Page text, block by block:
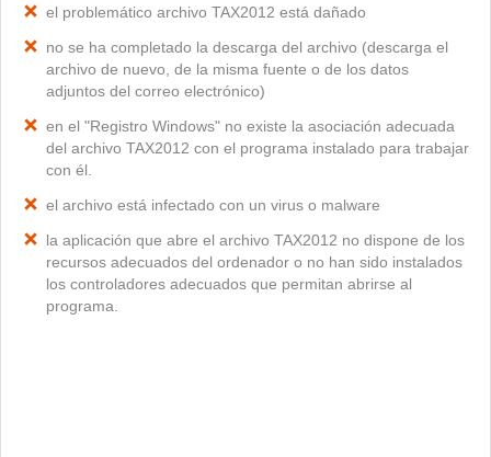
el problemático archivo TAX2012 está dañado
no se ha completado la descarga del archivo (descarga el
archivo de nuevo, de la misma fuente o de los datos
adjuntos del correo electrónico)
en el "Registro Windows" no existe la asociación adecuada
del archivo TAX2012 con el programa instalado para trabajar
con él.
el archivo está infectado con un virus o malware
la aplicación que abre el archivo TAX2012 no dispone de los
recursos adecuados del ordenador o no han sido instalados
los controladores adecuados que permitan abrirse al
programa.